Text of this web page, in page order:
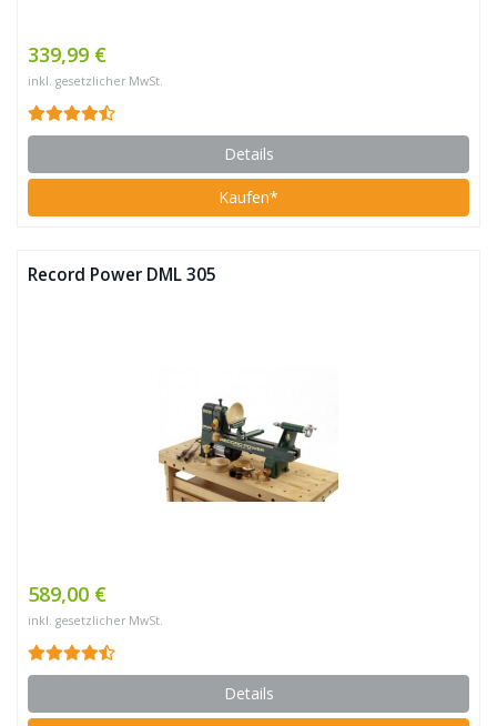
339,99 €
inkl. gesetzlicher MwSt.
Details
Kaufen*
Record Power DML 305
589,00 €
inkl. gesetzlicher MwSt.
Details